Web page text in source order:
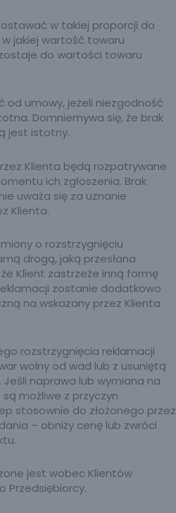
w takiej proporcji do
jakiej wartość towaru
do wartości towaru
od umowy, jeżeli niezgodność
Domniemywa się, że brak
jest istotny.
Klienta będą rozpatrywane
ich zgłoszenia. Brak
uważa się za uznanie
Klienta.
o rozstrzygnięciu
drogą, jaką przesłana
Klient zastrzeże inną formę
zostanie dodatkowo
na wskazany przez Klienta
rozstrzygnięcia reklamacji
wolny od wad lub z usuniętą
naprawa lub wymiana na
możliwe z przyczyn
stosownie do złożonego przez
– obniży cenę lub zwróci
jest wobec Klientów
Przedsiębiorcy.